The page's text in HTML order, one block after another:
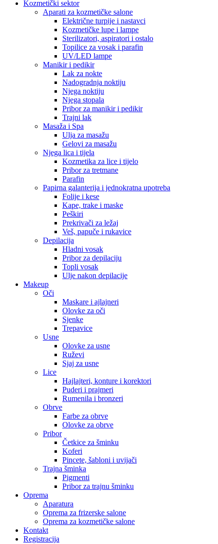
Kozmetički sektor
Aparati za kozmetičke salone
Električne turpije i nastavci
Kozmetičke lupe i lampe
Sterilizatori, aspiratori i ostalo
Topilice za vosak i parafin
UV/LED lampe
Manikir i pedikir
Lak za nokte
Nadogradnja noktiju
Njega noktiju
Njega stopala
Pribor za manikir i pedikir
Trajni lak
Masaža i Spa
Ulja za masažu
Gelovi za masažu
Njega lica i tijela
Kozmetika za lice i tijelo
Pribor za tretmane
Parafin
Papirna galanterija i jednokratna upotreba
Folije i kese
Kape, trake i maske
Peškiri
Prekrivači za ležaj
Veš, papuče i rukavice
Depilacija
Hladni vosak
Pribor za depilaciju
Topli vosak
Ulje nakon depilacije
Makeup
Oči
Maskare i ajlajneri
Olovke za oči
Sjenke
Trepavice
Usne
Olovke za usne
Ruževi
Sjaj za usne
Lice
Hajlajteri, konture i korektori
Puderi i prajmeri
Rumenila i bronzeri
Obrve
Farbe za obrve
Olovke za obrve
Pribor
Četkice za šminku
Koferi
Pincete, šabloni i uvijači
Trajna šminka
Pigmenti
Pribor za trajnu šminku
Oprema
Aparatura
Oprema za frizerske salone
Oprema za kozmetičke salone
Kontakt
Registracija